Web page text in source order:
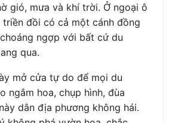
gió, mưa và khí trời. Ở ngoại ô
đồi có cả một cánh đồng
ngợp với bất cứ du
qua.
mở cửa tự do để mọi du
ngắm hoa, chụp hình, đùa
dân địa phương không hái.